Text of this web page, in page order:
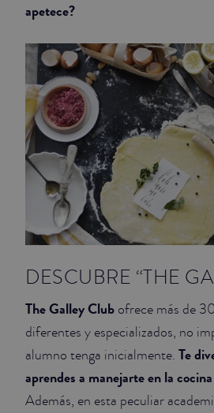
apetece?
DESCUBRE “THE
The Galley Club ofrece más de
diferentes y especializados, no
alumno tenga inicialmente. Te
aprendes a manejarte en la
Además, en esta peculiar
JUNIOR SUITES
SUITE